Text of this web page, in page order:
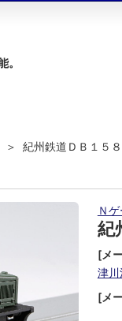
＞ 紀州鉄道ＤＢ１５
Ｎ
紀
[メ
津
[メ